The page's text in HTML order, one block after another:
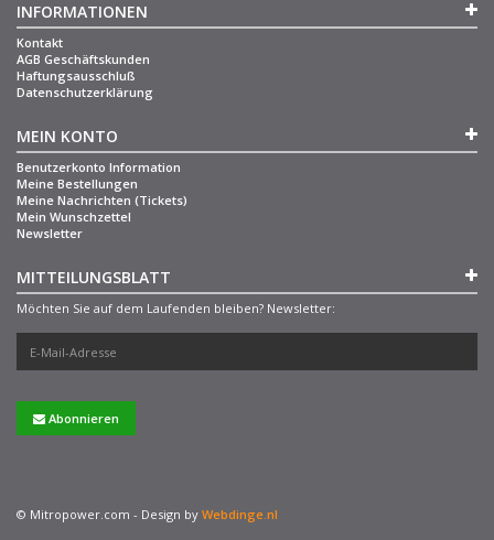
INFORMATIONEN
Kontakt
AGB Geschäftskunden
Haftungsausschluß
Datenschutzerklärung
MEIN KONTO
Benutzerkonto Information
Meine Bestellungen
Meine Nachrichten (Tickets)
Mein Wunschzettel
Newsletter
MITTEILUNGSBLATT
Möchten Sie auf dem Laufenden bleiben? Newsletter:
Abonnieren
© Mitropower.com - Design by Webdinge.nl